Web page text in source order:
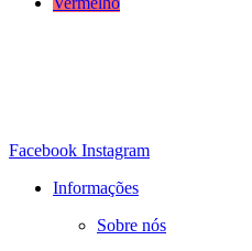
Facebook Instagram
Informações
Sobre nós